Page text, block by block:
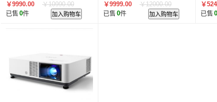
1024*768 100英寸
￥9990.00
￥10990.00
已售 0件 加入购物车
英寸
￥9999.00
￥12000.00
已售 0件 加入购物车
100
￥
已售 0